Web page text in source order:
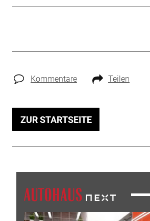
Kommentare Teilen
ZUR STARTSEITE